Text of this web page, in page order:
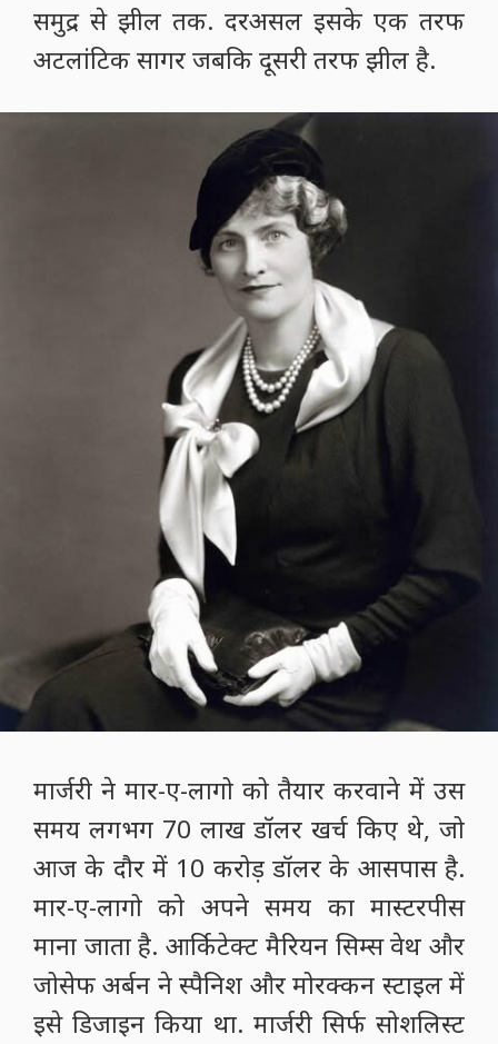
समुद्र से झील तक. दरअसल इसके एक तरफ
अटलांटिक सागर जबकि दूसरी तरफ झील है.
मार्जरी ने मार-ए-लागो को तैयार करवाने में उस
समय लगभग 70 लाख डॉलर खर्च किए थे, जो
आज के दौर में 10 करोड़ डॉलर के आसपास है.
मार-ए-लागो को अपने समय का मास्टरपीस
माना जाता है. आर्किटेक्ट मैरियन सिम्स वेथ और
जोसेफ अर्बन ने स्पैनिश और मोरक्कन स्टाइल में
इसे डिजाइन किया था. मार्जरी सिर्फ सोशलिस्ट